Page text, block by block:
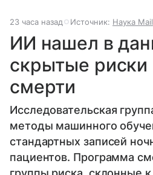
23 часа назад Источник: Наука Mail
ИИ нашел в
скрытые риски
смерти
Исследовательская
методы машинного
стандартных записей
пациентов. Программа